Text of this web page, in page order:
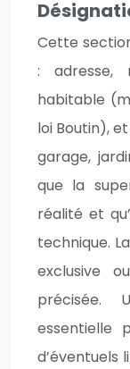
Cette
: adresse,
habitable
loi Boutin),
garage,
que la
réalité et
technique.
exclusive
précisée.
essentielle
d’éventuels